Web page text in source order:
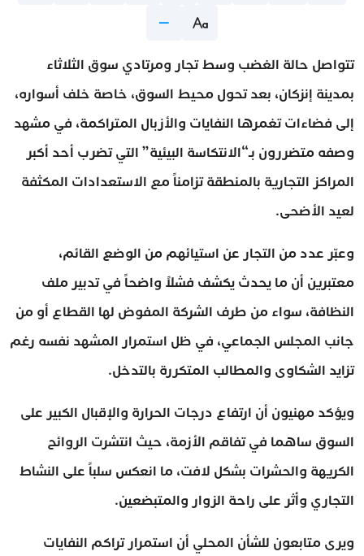
تتواصل حالة الغضب وسط تجار ومرتادي سوق الثلاثاء
بمدينة إنزكان، بعد تحول محيط السوق، خاصة خلف أسواره،
إلى فضاءات تغمرها النفايات والأزبال المتراكمة، في مشهد
وصفه متضررون بـ“الانتكاسة البيئية” التي تضرب أحد أكبر
المراكز التجارية بالمنطقة تزامناً مع الاستعدادات المكثفة
لعيد الأضحى.
وعبّر عدد من التجار عن استيائهم من الوضع القائم،
معتبرين أن ما يحدث يكشف فشلاً واضحاً في تدبير ملف
النظافة، سواء من طرف الشركة المفوض لها القطاع أو من
جانب المجلس الجماعي، في ظل استمرار المشهد نفسه رغم
تزايد الشكاوى والمطالب المتكررة بالتدخل.
ويؤكد مهنيون أن ارتفاع درجات الحرارة والإقبال الكبير على
السوق ساهما في تفاقم الأزمة، حيث انتشرت الروائح
الكريهة والحشرات بشكل لافت، ما انعكس سلباً على النشاط
التجاري وأثر على راحة الزوار والمتبضعين.
ويرى متابعون للشأن المحلي أن استمرار تراكم النفايات